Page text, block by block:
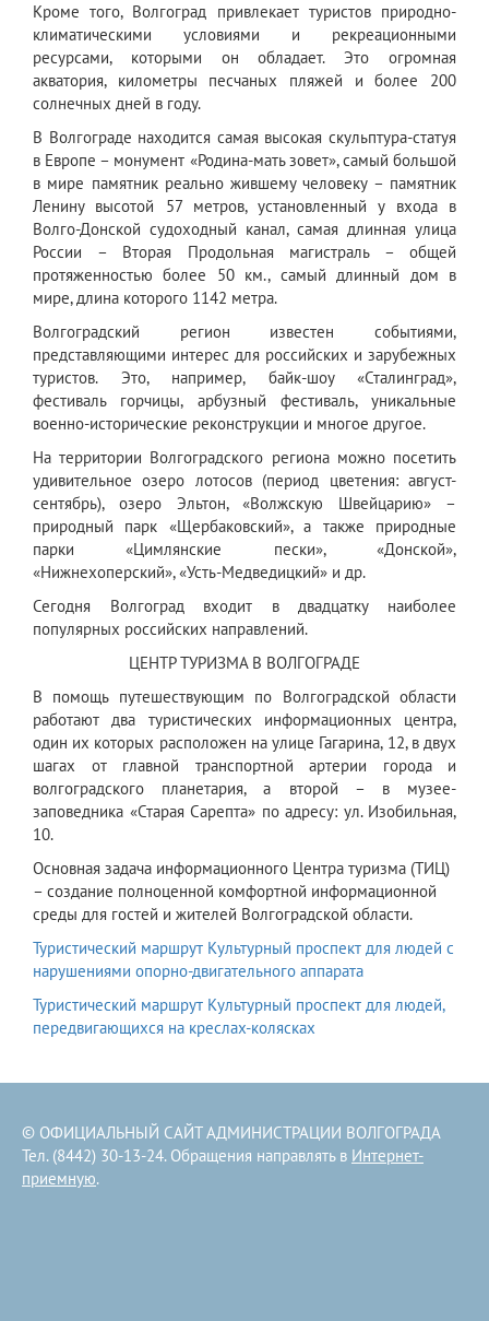
Кроме того, Волгоград привлекает туристов природно-
климатическими условиями и рекреационными
ресурсами, которыми он обладает. Это огромная
акватория, километры песчаных пляжей и более 200
солнечных дней в году.
В Волгограде находится самая высокая скульптура-статуя
в Европе – монумент «Родина-мать зовет», самый большой
в мире памятник реально жившему человеку – памятник
Ленину высотой 57 метров, установленный у входа в
Волго-Донской судоходный канал, самая длинная улица
России – Вторая Продольная магистраль – общей
протяженностью более 50 км., самый длинный дом в
мире, длина которого 1142 метра.
Волгоградский регион известен событиями,
представляющими интерес для российских и зарубежных
туристов. Это, например, байк-шоу «Сталинград»,
фестиваль горчицы, арбузный фестиваль, уникальные
военно-исторические реконструкции и многое другое.
На территории Волгоградского региона можно посетить
удивительное озеро лотосов (период цветения: август-
сентябрь), озеро Эльтон, «Волжскую Швейцарию» –
природный парк «Щербаковский», а также природные
парки «Цимлянские пески», «Донской»,
«Нижнехоперский», «Усть-Медведицкий» и др.
Сегодня Волгоград входит в двадцатку наиболее
популярных российских направлений.
ЦЕНТР ТУРИЗМА В ВОЛГОГРАДЕ
В помощь путешествующим по Волгоградской области
работают два туристических информационных центра,
один их которых расположен на улице Гагарина, 12, в двух
шагах от главной транспортной артерии города и
волгоградского планетария, а второй – в музее-
заповедника «Старая Сарепта» по адресу: ул. Изобильная,
10.
Основная задача информационного Центра туризма (ТИЦ)
– создание полноценной комфортной информационной
среды для гостей и жителей Волгоградской области.
Туристический маршрут Культурный проспект для людей с
нарушениями опорно-двигательного аппарата
Туристический маршрут Культурный проспект для людей,
передвигающихся на креслах-колясках
© ОФИЦИАЛЬНЫЙ САЙТ АДМИНИСТРАЦИИ ВОЛГОГРАДА
Тел. (8442) 30-13-24. Обращения направлять в Интернет-
приемную.